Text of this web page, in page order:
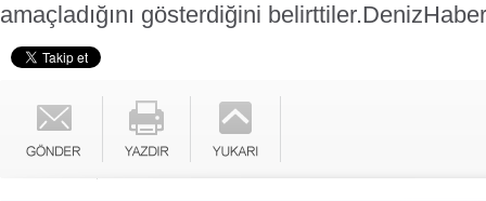
amaçladığını gösterdiğini belirttiler.